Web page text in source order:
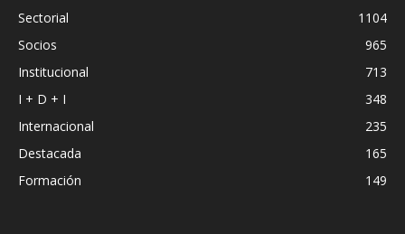
Sectorial
1104
Socios
965
Institucional
713
I + D + I
348
Internacional
235
Destacada
165
Formación
149